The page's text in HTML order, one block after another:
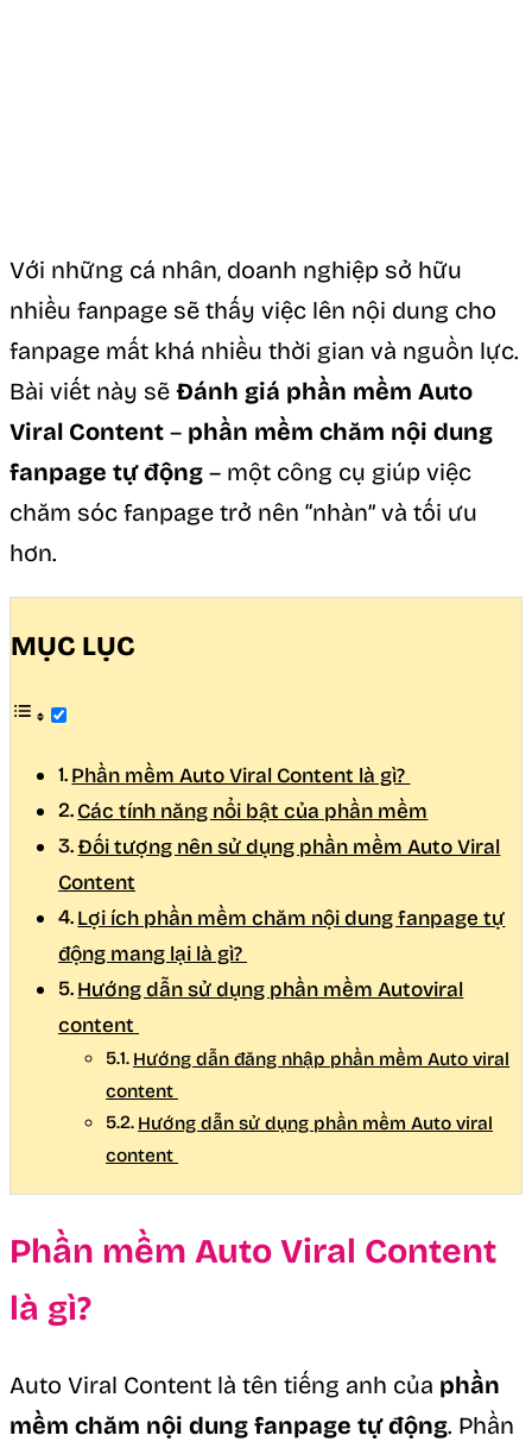
Với những cá nhân, doanh nghiệp sở hữu
nhiều fanpage sẽ thấy việc lên nội dung cho
fanpage mất khá nhiều thời gian và nguồn lực.
Bài viết này sẽ Đánh giá phần mềm Auto
Viral Content – phần mềm chăm nội dung
fanpage tự động – một công cụ giúp việc
chăm sóc fanpage trở nên “nhàn” và tối ưu
hơn.
MỤC LỤC
Phần mềm Auto Viral Content là gì?
Các tính năng nổi bật của phần mềm
Đối tượng nên sử dụng phần mềm Auto Viral
Content
Lợi ích phần mềm chăm nội dung fanpage tự
động mang lại là gì?
Hướng dẫn sử dụng phần mềm Autoviral
content
Hướng dẫn đăng nhập phần mềm Auto viral
content
Hướng dẫn sử dụng phần mềm Auto viral
content
Phần mềm Auto Viral Content
là gì?
Auto Viral Content là tên tiếng anh của phần
mềm chăm nội dung fanpage tự động. Phần